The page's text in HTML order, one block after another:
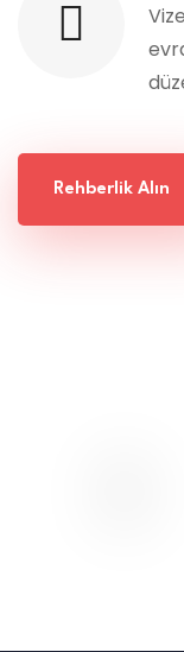
Rehberlik Alın